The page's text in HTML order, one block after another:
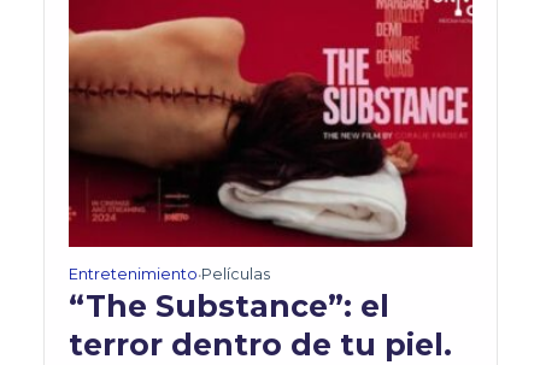
Entretenimiento•Películas
“The Substance”: el
terror dentro de tu piel.